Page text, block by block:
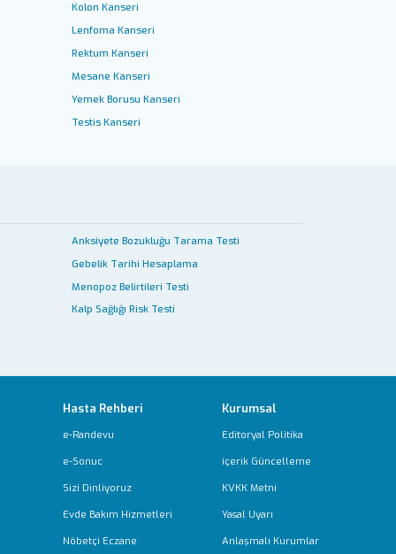
Kolon Kanseri
Lenfoma Kanseri
Rektum Kanseri
Mesane Kanseri
Yemek Borusu Kanseri
Testis Kanseri
Anksiyete Bozukluğu Tarama Testi
Gebelik Tarihi Hesaplama
Menopoz Belirtileri Testi
Kalp Sağlığı Risk Testi
Hasta Rehberi
e-Randevu
e-Sonuc
Sizi Dinliyoruz
Evde Bakım Hizmetleri
Nöbetçi Eczane
Kurumsal
Editoryal Politika
içerik Güncelleme
KVKK Metni
Yasal Uyarı
Anlaşmalı Kurumlar